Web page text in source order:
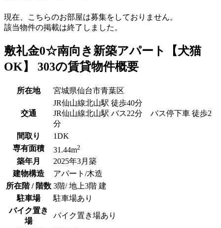
現在、こちらのお部屋は募集をしておりません。
該当物件の掲載は終了しました。
敷礼金0☆南向き新築アパート【犬猫
OK】 303の賃貸物件概要
所在地 宮城県仙台市青葉区
交通
JR仙山線北山駅 徒歩40分
JR仙山線北山駅 バス22分 バス停下車 徒歩2
分
間取り
1DK
専有面積
31.44m2
築年月
2025年3月築
建物構造
アパート/木造
所在階 / 階数 3階/ 地上3階 建
駐車場
駐車場あり
バイク置き
場
バイク置き場あり